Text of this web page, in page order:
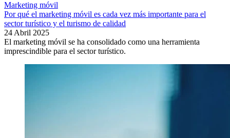
Marketing móvil
Por qué el marketing móvil es cada vez más importante para el
sector turístico y el turismo de calidad
24 Abril 2025
El marketing móvil se ha consolidado como una herramienta
imprescindible para el sector turístico.